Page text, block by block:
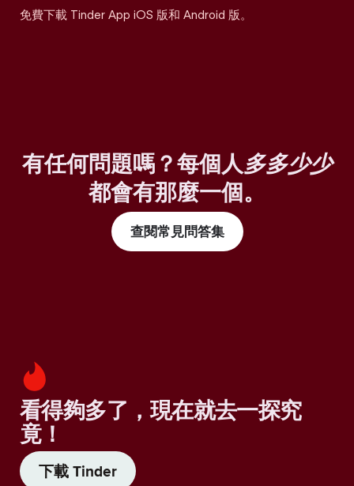
免費下載 Tinder App iOS 版和 Android 版。
有任何問題嗎？每個人多多少少
都會有那麼一個。
查閱常見問答集
看得夠多了，現在就去一探究
竟！
下載 Tinder